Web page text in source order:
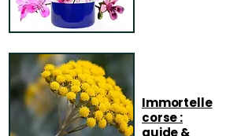
Immortelle
corse :
guide &